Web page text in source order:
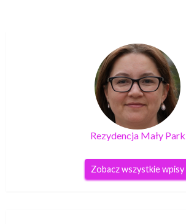
Rezydencja Mały Park
Zobacz wszystkie wpisy